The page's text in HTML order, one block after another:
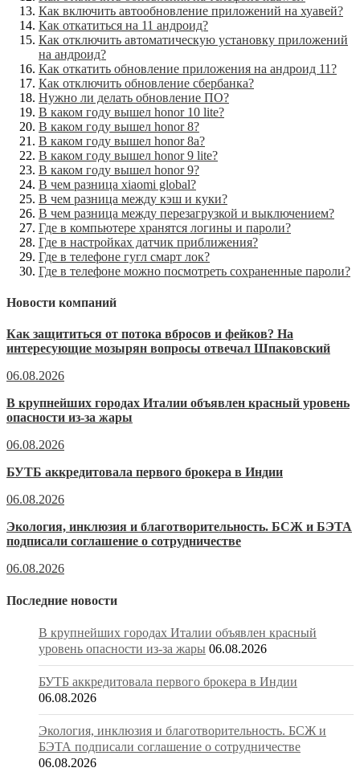
Как включить автообновление приложений на хуавей?
Как откатиться на 11 андроид?
Как отключить автоматическую установку приложений
на андроид?
Как откатить обновление приложения на андроид 11?
Как отключить обновление сбербанка?
Нужно ли делать обновление ПО?
В каком году вышел honor 10 lite?
В каком году вышел honor 8?
В каком году вышел honor 8a?
В каком году вышел honor 9 lite?
В каком году вышел honor 9?
В чем разница xiaomi global?
В чем разница между кэш и куки?
В чем разница между перезагрузкой и выключением?
Где в компьютере хранятся логины и пароли?
Где в настройках датчик приближения?
Где в телефоне гугл смарт лок?
Где в телефоне можно посмотреть сохраненные пароли?
Новости компаний
Как защититься от потока вбросов и фейков? На
интересующие мозырян вопросы отвечал Шпаковский
06.08.2026
В крупнейших городах Италии объявлен красный уровень
опасности из-за жары
06.08.2026
БУТБ аккредитовала первого брокера в Индии
06.08.2026
Экология, инклюзия и благотворительность. БСЖ и БЭТА
подписали соглашение о сотрудничестве
06.08.2026
Последние новости
В крупнейших городах Италии объявлен красный
уровень опасности из-за жары 06.08.2026
БУТБ аккредитовала первого брокера в Индии
06.08.2026
Экология, инклюзия и благотворительность. БСЖ и
БЭТА подписали соглашение о сотрудничестве
06.08.2026